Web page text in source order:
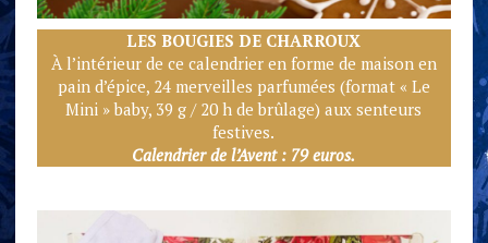
LES BOUGIES DE CHARROUX
À l’intérieur de ce calendrier en forme de maison en
pain d’épice, 24 merveilles parfumées (format « Le
Mini » baby, 39 g / 20 h de brûlage) aux senteurs
festives.
Calendrier de l’Avent : 79 euros.